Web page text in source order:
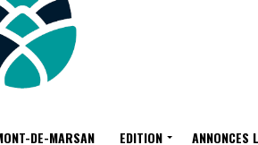
DE-MARSAN EDITION ANNONCES